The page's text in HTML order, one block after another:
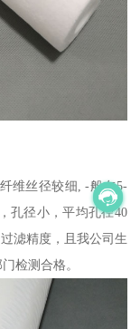
维丝径较细, -般在5-
孔径小，平均孔径40
滤精度，且我公司生
检测合格。